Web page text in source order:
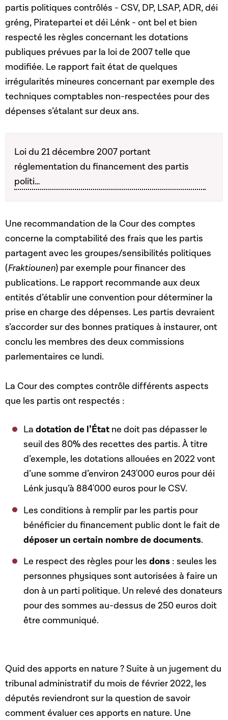
partis politiques contrôlés - CSV, DP, LSAP, ADR, déi
gréng, Piratepartei et déi Lénk - ont bel et bien
respecté les règles concernant les dotations
publiques prévues par la loi de 2007 telle que
modifiée. Le rapport fait état de quelques
irrégularités mineures concernant par exemple des
techniques comptables non-respectées pour des
dépenses s’étalant sur deux ans.
Loi du 21 décembre 2007 portant
réglementation du financement des partis
politi…
Une recommandation de la Cour des comptes
concerne la comptabilité des frais que les partis
partagent avec les groupes/sensibilités politiques
(Fraktiounen) par exemple pour financer des
publications. Le rapport recommande aux deux
entités d’établir une convention pour déterminer la
prise en charge des dépenses. Les partis devraient
s’accorder sur des bonnes pratiques à instaurer, ont
conclu les membres des deux commissions
parlementaires ce lundi.
La Cour des comptes contrôle différents aspects
que les partis ont respectés :
Ladotation de l’État ne doit pas dépasser le
seuil des 80% des recettes des partis. À titre
d’exemple, les dotations allouées en 2022 vont
d’une somme d’environ 243'000 euros pour déi
Lénk jusqu’à 884'000 euros pour le CSV.
Les conditions à remplir par les partis pour
bénéficier du financement public dont le fait de
déposer un certain nombre de documents.
Le respect des règles pour lesdons : seules les
personnes physiques sont autorisées à faire un
don à un parti politique. Un relevé des donateurs
pour des sommes au-dessus de 250 euros doit
être communiqué.
Quid des apports en nature ? Suite à un jugement du
tribunal administratif du mois de février 2022, les
députés reviendront sur la question de savoir
comment évaluer ces apports en nature. Une